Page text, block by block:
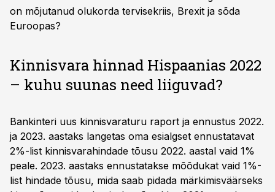
on mõjutanud olukorda tervisekriis, Brexit ja sõda
Euroopas?
Kinnisvara hinnad Hispaanias 2022
– kuhu suunas need liiguvad?
Bankinteri uus kinnisvaraturu raport ja ennustus 2022.
ja 2023. aastaks langetas oma esialgset ennustatavat
2%-list kinnisvarahindade tõusu 2022. aastal vaid 1%
peale. 2023. aastaks ennustatakse mõõdukat vaid 1%-
list hindade tõusu, mida saab pidada märkimisväärseks